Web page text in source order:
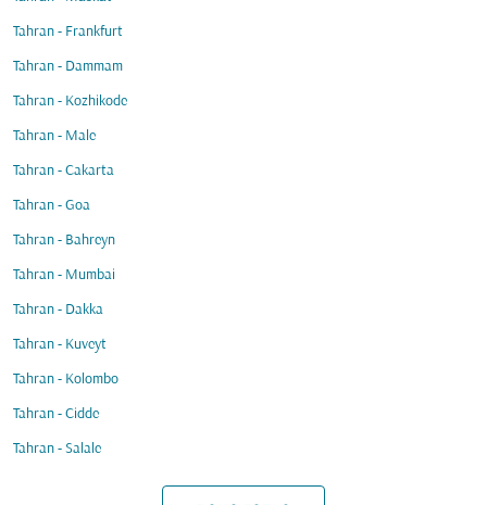
Tahran - Frankfurt
Tahran - Dammam
Tahran - Kozhikode
Tahran - Male
Tahran - Cakarta
Tahran - Goa
Tahran - Bahreyn
Tahran - Mumbai
Tahran - Dakka
Tahran - Kuveyt
Tahran - Kolombo
Tahran - Cidde
Tahran - Salale